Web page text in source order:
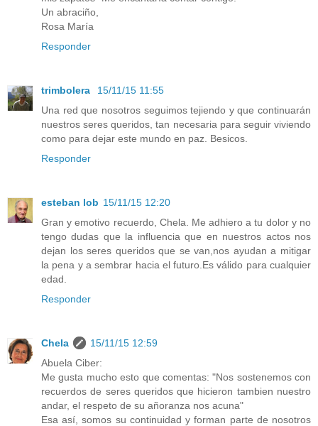
Un abraciño,
Rosa María
Responder
trimbolera
15/11/15 11:55
Una red que nosotros seguimos tejiendo y que continuarán
nuestros seres queridos, tan necesaria para seguir viviendo
como para dejar este mundo en paz. Besicos.
Responder
esteban lob 15/11/15 12:20
Gran y emotivo recuerdo, Chela. Me adhiero a tu dolor y no
tengo dudas que la influencia que en nuestros actos nos
dejan los seres queridos que se van,nos ayudan a mitigar
la pena y a sembrar hacia el futuro.Es válido para cualquier
edad.
Responder
Chela
15/11/15 12:59
Abuela Ciber:
Me gusta mucho esto que comentas: "Nos sostenemos con
recuerdos de seres queridos que hicieron tambien nuestro
andar, el respeto de su añoranza nos acuna"
Esa así, somos su continuidad y forman parte de nosotros